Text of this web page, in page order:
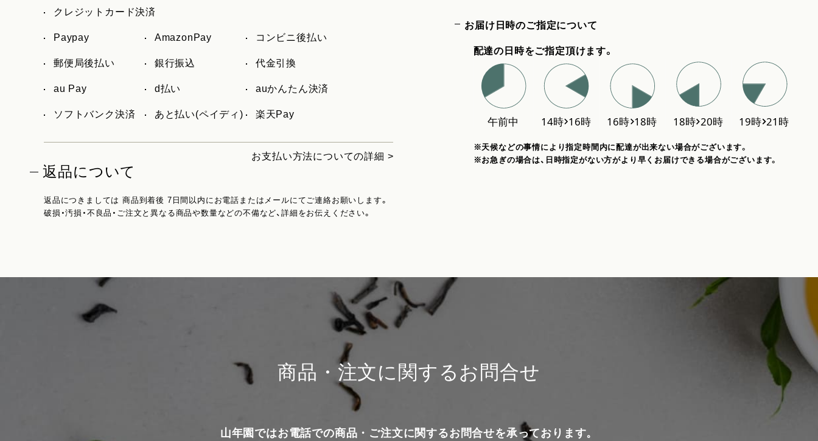
クレジットカード決済
Paypay AmazonPay コンビニ後払い
郵便局後払い 銀行振込 代金引換
au Pay d払い auかんたん決済
ソフトバンク決済 あと払い(ペイディ) 楽天Pay
お支払い方法についての詳細 >
返品について
返品につきましては 商品到着後 7日間以内にお電話またはメールにてご連絡お願いします。
破損・汚損・不良品・ご注文と異なる商品や数量などの不備など、詳細をお伝えください。
お届け日時のご指定について
配達の日時をご指定頂けます。
※天候などの事情により指定時間内に配達が出来ない場合がございます。
※お急ぎの場合は、日時指定がない方がより早くお届けできる場合がございます。
商品・注文に関するお問合せ
山年園ではお電話での商品・ご注文に関するお問合せを承っております。